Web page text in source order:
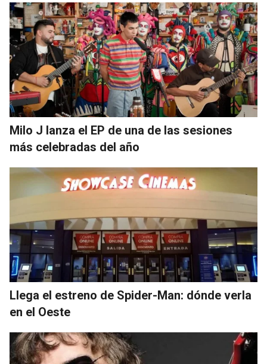
Milo J lanza el EP de una de las sesiones
más celebradas del año
Llega el estreno de Spider-Man: dónde verla
en el Oeste